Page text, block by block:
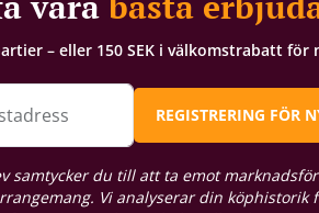
– eller 150 SEK i välkomstrabatt för
REGISTRERING FÖR
samtycker du till att ta emot
Vi analyserar din köphistorik